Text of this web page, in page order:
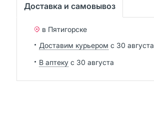
Доставка и самовывоз
в Пятигорске
Доставим курьером с 30 августа
В аптеку с 30 августа